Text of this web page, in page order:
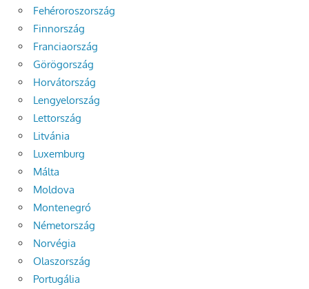
Fehéroroszország
Finnország
Franciaország
Görögország
Horvátország
Lengyelország
Lettország
Litvánia
Luxemburg
Málta
Moldova
Montenegró
Németország
Norvégia
Olaszország
Portugália